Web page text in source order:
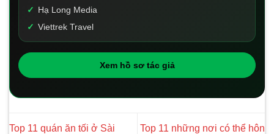
Hạ Long Media
Viettrek Travel
Xem hồ sơ tác giả
Top 11 quán ăn tối ở Sài
Top 11 những nơi có thể hôn